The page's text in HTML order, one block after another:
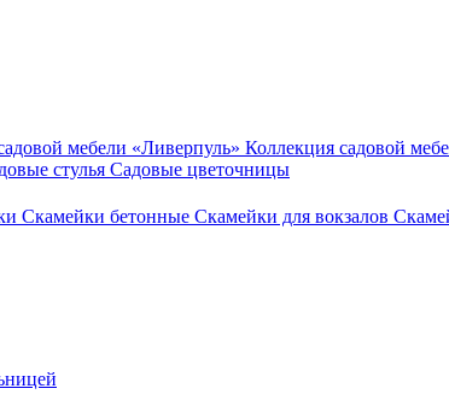
мебели «Ливерпуль» Коллекция садовой
стулья Садовые цветочницы
Скамейки бетонные Скамейки для вокзалов